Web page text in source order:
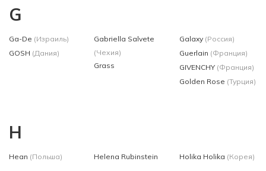
G
Ga-De (Израиль)
GOSH (Дания)
Gabriella Salvete
(Чехия)
Grass
Galaxy (Россия)
Guerlain (Франция)
GIVENCHY (Франция)
Golden Rose (Турция)
H
Hean (Польша) Helena Rubinstein Holika Holika (Корея)